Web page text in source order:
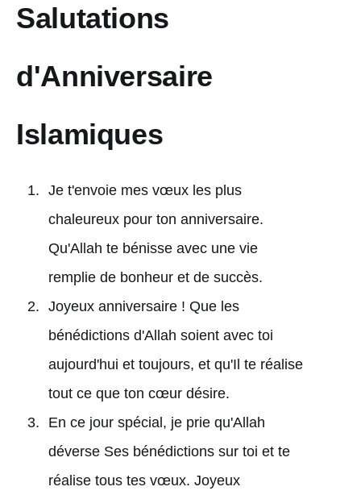
Salutations
d'Anniversaire
Islamiques
Je t'envoie mes vœux les plus
chaleureux pour ton anniversaire.
Qu'Allah te bénisse avec une vie
remplie de bonheur et de succès.
Joyeux anniversaire ! Que les
bénédictions d'Allah soient avec toi
aujourd'hui et toujours, et qu'Il te réalise
tout ce que ton cœur désire.
En ce jour spécial, je prie qu'Allah
déverse Ses bénédictions sur toi et te
réalise tous tes vœux. Joyeux